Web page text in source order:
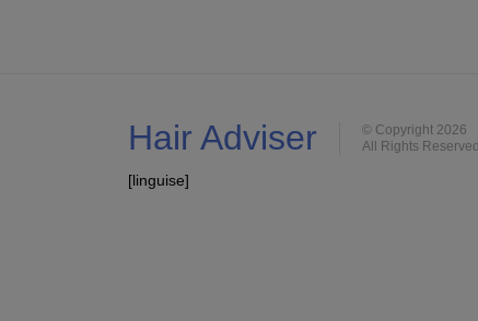
Hair Adviser
© Copyright 2026
All Rights Reserved
[linguise]